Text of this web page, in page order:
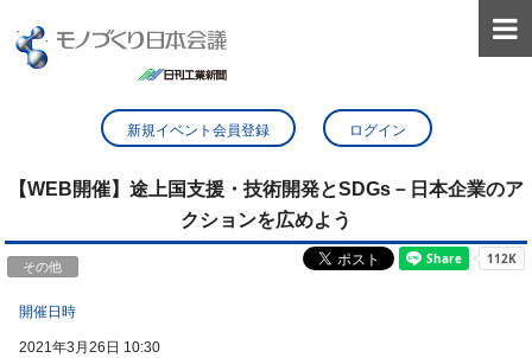

新規イベント会員登録 ログイン
【WEB開催】途上国支援・技術開発とSDGs－日本企業のア
クションを広めよう
その他
開催日時
2021年3月26日 10:30